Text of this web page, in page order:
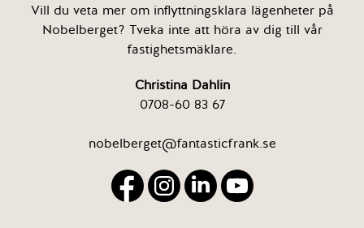
Vill du veta mer om inflyttningsklara lägenheter på
Nobelberget? Tveka inte att höra av dig till vår
fastighetsmäklare.
Christina Dahlin
0708-60 83 67
nobelberget@fantasticfrank.se